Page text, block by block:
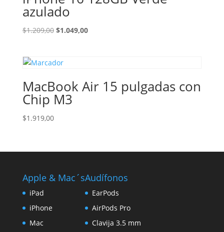
azulado
$1.209,00 El
era:
$1.049,00El
MacBook Air 15 pulgadas con
Chip M3
$1.919,00
Apple & Mac´s
iPad
iPhone
Mac
Audífonos
EarPods
AirPods Pro
Clavija 3.5 mm